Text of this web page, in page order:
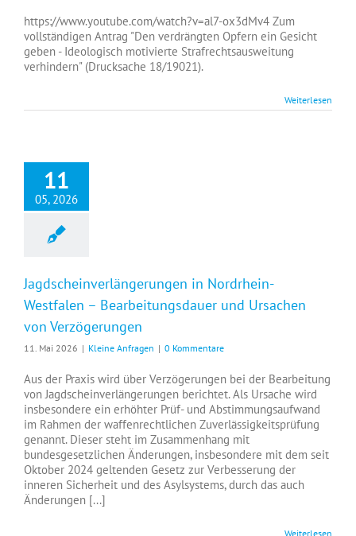
https://www.youtube.com/watch?v=al7-ox3dMv4 Zum
vollständigen Antrag "Den verdrängten Opfern ein Gesicht
geben - Ideologisch motivierte Strafrechtsausweitung
verhindern" (Drucksache 18/19021).
Weiterlesen
11
05, 2026
Jagdscheinverlängerungen in Nordrhein-
Westfalen – Bearbeitungsdauer und Ursachen
von Verzögerungen
11. Mai 2026 | Kleine Anfragen | 0 Kommentare
Aus der Praxis wird über Verzögerungen bei der Bearbeitung
von Jagdscheinverlängerungen berichtet. Als Ursache wird
insbesondere ein erhöhter Prüf- und Abstimmungsaufwand
im Rahmen der waffenrechtlichen Zuverlässigkeitsprüfung
genannt. Dieser steht im Zusammenhang mit
bundesgesetzlichen Änderungen, insbesondere mit dem seit
Oktober 2024 geltenden Gesetz zur Verbesserung der
inneren Sicherheit und des Asylsystems, durch das auch
Änderungen [...]
Weiterlesen